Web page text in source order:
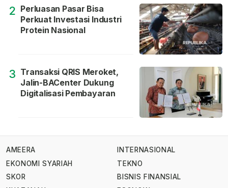
2 Perluasan Pasar Bisa
Perkuat Investasi Industri
Protein Nasional
3 Transaksi QRIS Meroket,
Jalin-BACenter Dukung
Digitalisasi Pembayaran
AMEERA
EKONOMI SYARIAH
SKOR
INTERNASIONAL
TEKNO
BISNIS FINANSIAL